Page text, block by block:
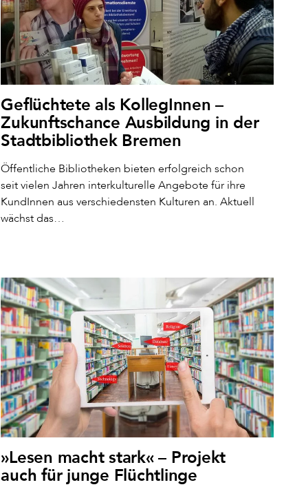
Geflüchtete als KollegInnen –
Zukunftschance Ausbildung in der
Stadtbibliothek Bremen
Öffentliche Bibliotheken bieten erfolgreich schon
seit vielen Jahren interkulturelle Angebote für ihre
KundInnen aus verschiedensten Kulturen an. Aktuell
wächst das…
»Lesen macht stark« – Projekt
auch für junge Flüchtlinge